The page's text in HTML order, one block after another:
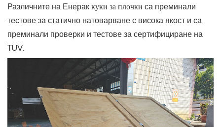
Различните на Енерак куки за плочки са преминали
тестове за статично натоварване с висока якост и са
преминали проверки и тестове за сертифициране на
TUV.